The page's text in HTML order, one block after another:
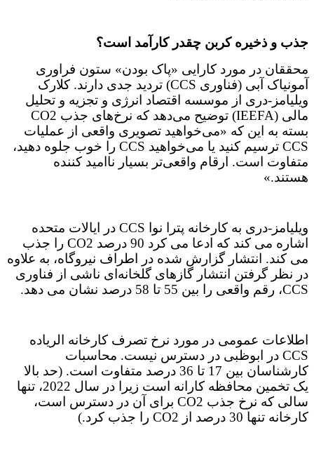
جذب و ذخیره کربن چقدر کارآمد است؟
محققان در مورد کارایی «پاک بودن» ستون فراوری
آمونیاک آبی (فناوری CCS) تردید جدی دارند. کلارک
ویلیامز-دری از موسسه اقتصاد انرژی و تجزیه و تحلیل
مالی (IEEFA) توضیح می‌دهد که نرخ‌های جذب CO2
بسته به این که «می‌خواهید تصویری واقعی از عملیات
CCS ترسیم کنید یا می‌خواهید CCS را خوب جلوه دهید،
متفاوت است. ارقام واقعی‌تر بسیار ناامید کننده
هستند.»
ویلیامز-دری به کارخانه پترا نوا CCS در ایالات متحده
اشاره می کند که ادعا می کرد 90 درصد CO2 را جذب
می کند. انتشار گزارش شده در اطراف نیروگاه، به علاوه
در نظر گرفتن انتشار گازهای گلخانه‌ای ناشی از فناوری
CCS، رقم واقعی را بین 55 تا 58 درصد نشان می دهد.
اطلاعات عمومی در مورد نرخ تصرف کارخانه الریاده
CCS در ابوظبی در دسترس نیست. محاسبات
کارشناسان بین 17 تا 36 درصد متفاوت است. (حد بالا
یک تخمین محافظه کارانه است زیرا در سال 2022، تنها
سالی که نرخ جذب CO2 برای آن در دسترس است،
کارخانه تنها 30 درصد از CO2 را جذب کرد.)